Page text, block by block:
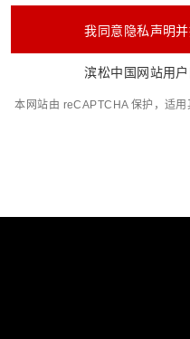
我同意隐私声明
滨松中国网站用
本网站由 reCAPTCHA 保护，适用